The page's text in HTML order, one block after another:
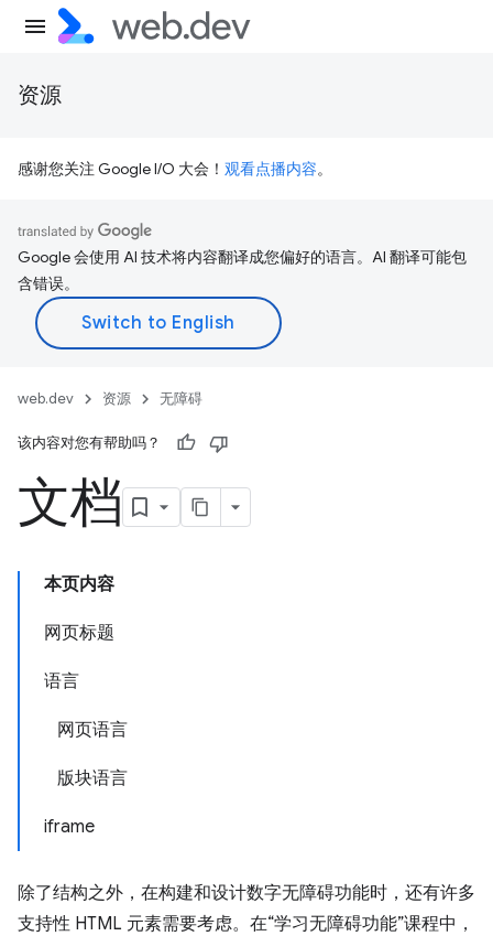
资源
感谢您关注 Google I/O 大会！ 观看点播内容。
Google 会使用 AI 技术将内容翻译成您偏好的语言。AI 翻译可能包
含错误。
web.dev 资源 无障碍
该内容对您有帮助吗？
文档
本页内容
网页标题
语言
网页语言
版块语言
iframe
除了结构之外，在构建和设计数字无障碍功能时，还有许多
支持性 HTML 元素需要考虑。在“学习无障碍功能”课程中，